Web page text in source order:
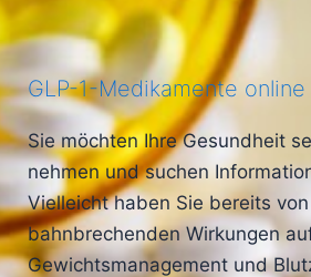
GLP-1-Medikamente online
Sie möchten Ihre Gesundheit
nehmen und suchen
Vielleicht haben Sie bereits
bahnbrechenden Wirkungen
Gewichtsmanagement und